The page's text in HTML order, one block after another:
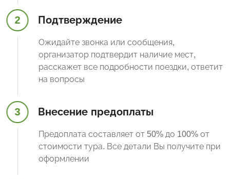
2 Подтверждение
Ожидайте звонка или сообщения,
организатор подтвердит наличие мест,
расскажет все подробности поездки, ответит
на вопросы
3 Внесение предоплаты
Предоплата составляет от 50% до 100% от
стоимости тура. Все детали Вы получите при
оформлении